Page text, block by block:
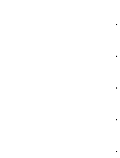
・
・
・
・
・